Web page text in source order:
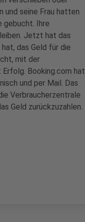
und seine Frau hatten
gebucht. Ihre
Jetzt hat das
das Geld für die
mit der
Booking.com hat
und per Mail. Das
Verbraucherzentrale
Geld zurückzuzahlen.